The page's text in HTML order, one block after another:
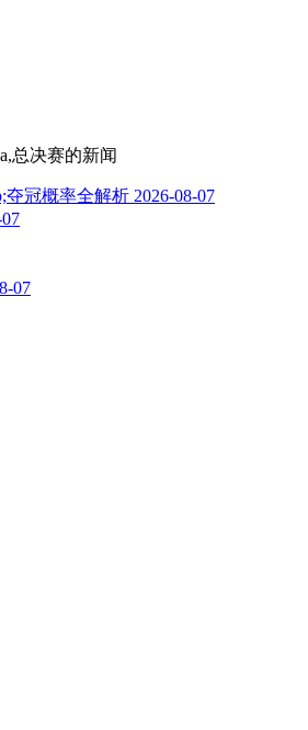
总决赛的新闻
夺冠概率全解析 2026-08-07
07